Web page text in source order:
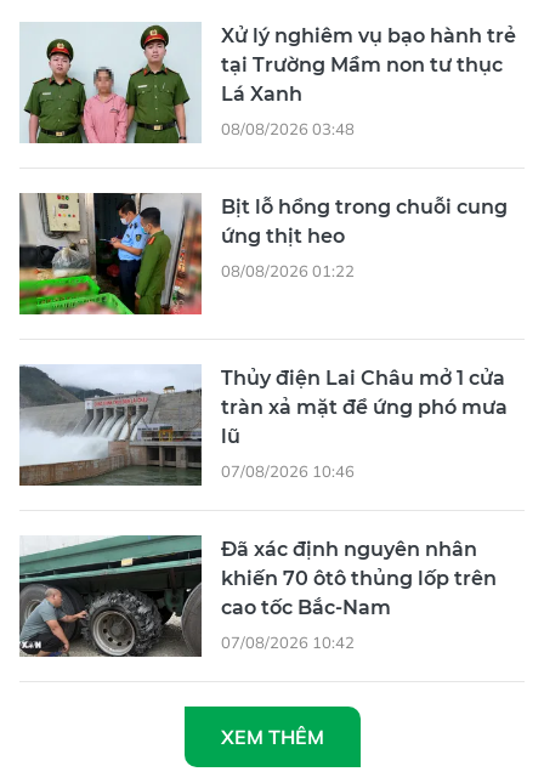
Xử lý nghiêm vụ bạo hành trẻ
tại Trường Mầm non tư thục
Lá Xanh
08/08/2026 03:48
Bịt lỗ hổng trong chuỗi cung
ứng thịt heo
08/08/2026 01:22
Thủy điện Lai Châu mở 1 cửa
tràn xả mặt để ứng phó mưa
lũ
07/08/2026 10:46
Đã xác định nguyên nhân
khiến 70 ôtô thủng lốp trên
cao tốc Bắc-Nam
07/08/2026 10:42
XEM THÊM